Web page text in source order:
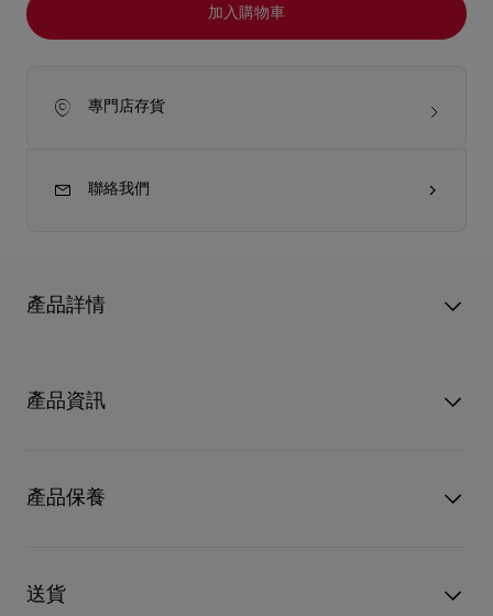
加入購物車
專門店存貨
聯絡我們
產品詳情
工藝。管狀弧形手挽連接模仿Miss Z高跟鞋鞋底的金色飾邊固定
片，袋身以Cubio啡色Cordia小牛皮製造，正面則以呼應標誌性
產品資訊
顏色
啡色
物料
小牛皮
產品保養
革產品需要深層清潔或保養護理，我們也能為盡應所需，確保您
心儀的設計耐用經年。 請小心護理閃亮皮革產品，以免品質受
送貨